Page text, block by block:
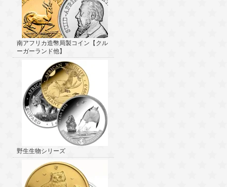
南アフリカ造幣局製コイン【クル
ーガーランド他】
野生生物シリーズ